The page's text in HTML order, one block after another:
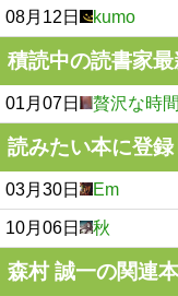
08月12日 kumo
積読中の読書家
01月07日 贅沢な時間
読みたい本に登
03月30日 Em
10月06日 秋
森村 誠一の関連本